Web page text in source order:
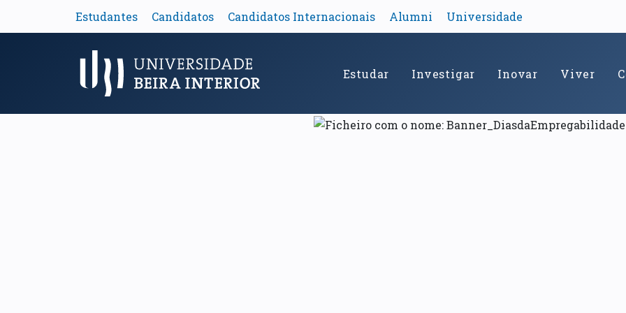
Estudantes Candidatos Candidatos Internacionais Alumni Universidade
Menu Principal Estudar Investigar Inovar Viver